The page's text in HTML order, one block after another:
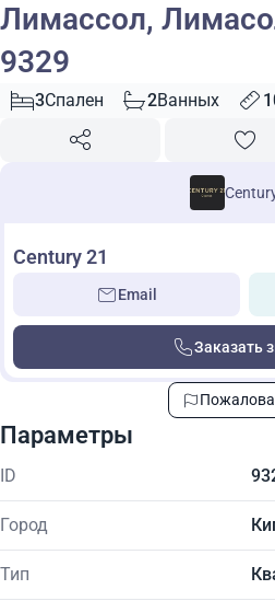
Лимассол,
9329
3Спален 2Ванных
Century 21
Email
Заказать
Параметры
ID
Город
Тип